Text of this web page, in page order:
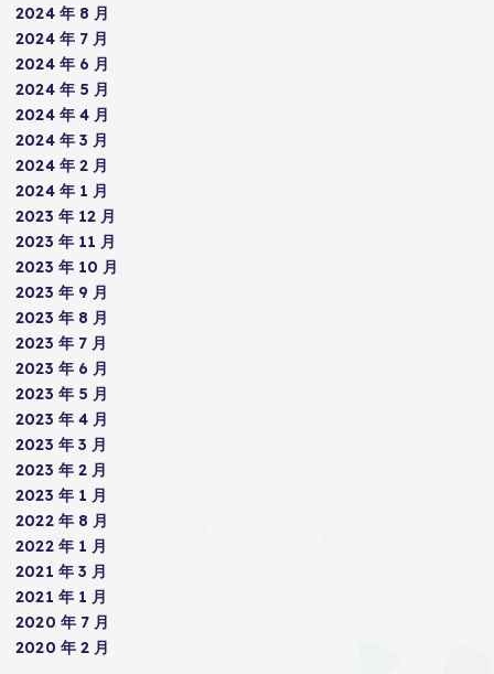
2024 年 8 月
2024 年 7 月
2024 年 6 月
2024 年 5 月
2024 年 4 月
2024 年 3 月
2024 年 2 月
2024 年 1 月
2023 年 12 月
2023 年 11 月
2023 年 10 月
2023 年 9 月
2023 年 8 月
2023 年 7 月
2023 年 6 月
2023 年 5 月
2023 年 4 月
2023 年 3 月
2023 年 2 月
2023 年 1 月
2022 年 8 月
2022 年 1 月
2021 年 3 月
2021 年 1 月
2020 年 7 月
2020 年 2 月